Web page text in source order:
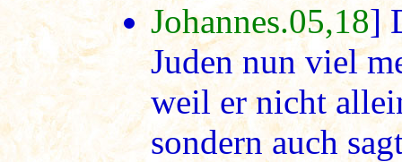
Johannes.05,18]
Juden nun viel
weil er nicht
sondern auch